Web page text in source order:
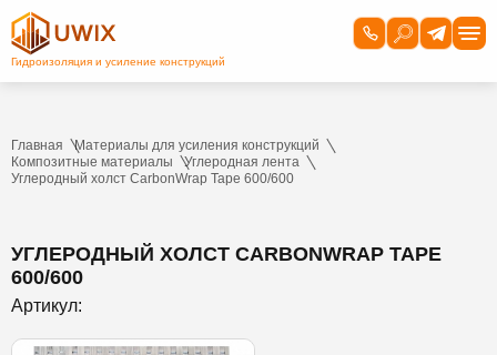
Главная
Материалы для усиления конструкций
Композитные материалы
Углеродная лента
Углеродный холст CarbonWrap Tape 600/600
УГЛЕРОДНЫЙ ХОЛСТ CARBONWRAP TAPE
600/600
Артикул: